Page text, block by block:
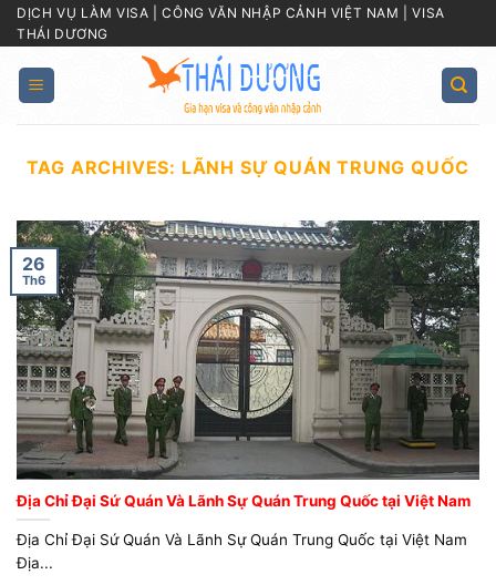
Skip
to
content
DỊCH VỤ LÀM VISA | CÔNG VĂN NHẬP CẢNH VIỆT NAM | VISA
THÁI DƯƠNG
TAG ARCHIVES: LÃNH SỰ QUÁN TRUNG QUỐC
Địa Chỉ Đại Sứ Quán Và Lãnh Sự Quán Trung Quốc tại Việt Nam
Địa Chỉ Đại Sứ Quán Và Lãnh Sự Quán Trung Quốc tại Việt Nam
Địa...
26
Th6